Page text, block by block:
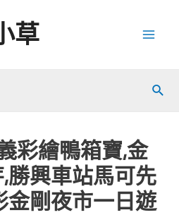
草
彩繪鴨箱寶,金
勝興車站馬可先
金剛夜市一日遊